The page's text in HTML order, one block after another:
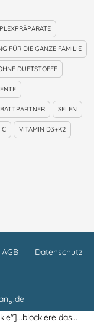
FÜR DIE GANZE FAMILIE
DUFTSTOFFE
SELEN
C VITAMIN D3+K2
AGB Datenschutz
das...